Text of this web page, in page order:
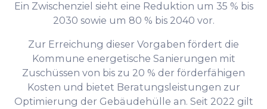
Ein Zwischenziel sieht eine Reduktion um 35 % bis
2030 sowie um 80 % bis 2040 vor.
Zur Erreichung dieser Vorgaben fördert die
Kommune energetische Sanierungen mit
Zuschüssen von bis zu 20 % der förderfähigen
Kosten und bietet Beratungsleistungen zur
Optimierung der Gebäudehülle an. Seit 2022 gilt